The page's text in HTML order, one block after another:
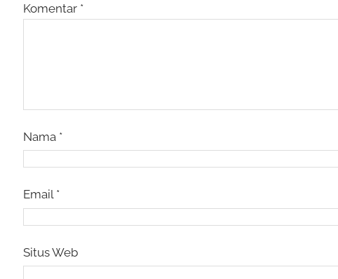
Komentar *
Nama *
Email *
Situs Web